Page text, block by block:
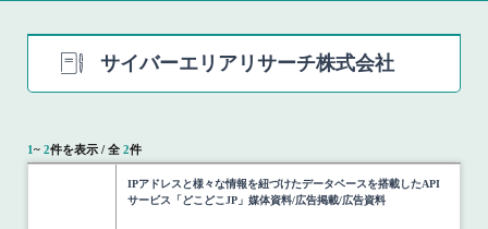
サイバーエリアリサーチ株式会社
1~ 2件を表示 / 全 2件
IPアドレスと様々な情報を紐づけたデータベースを搭載したAPI
サービス「どこどこJP」媒体資料/広告掲載/広告資料